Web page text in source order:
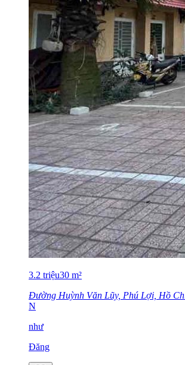
3.2 triệu30 m²
Đường Huỳnh Văn Lũy, Phú Lợi, Hồ
N
như
Đăng